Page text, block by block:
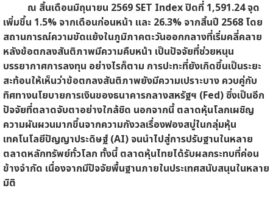
ณ สิ้นเดือนมิถุนายน 2569 SET Index ปิดที่ 1,591.24 จุด
เพิ่มขึ้น 1.5% จากเดือนก่อนหน้า และ 26.3% จากสิ้นปี 2568 โดย
สถานการณ์ความขัดแย้งในภูมิภาคตะวันออกกลางที่เริ่มคลี่คลาย
หลังข้อตกลงสันติภาพมีความคืบหน้า เป็นปัจจัยที่ช่วยหนุน
บรรยากาศการลงทุน อย่างไรก็ตาม การปะทะที่ยังเกิดขึ้นเป็นระยะ
สะท้อนให้เห็นว่าข้อตกลงสันติภาพยังมีความเปราะบาง ควบคู่กับ
ทิศทางนโยบายการเงินของธนาคารกลางสหรัฐฯ (Fed) ซึ่งเป็นอีก
ปัจจัยที่ตลาดจับตาอย่างใกล้ชิด นอกจากนี้ ตลาดหุ้นโลกเผชิญ
ความผันผวนมากขึ้นจากความกังวลเรื่องฟองสบู่ในกลุ่มหุ้น
เทคโนโลยีปัญญาประดิษฐ์ (AI) จนนำไปสู่การปรับฐานในหลาย
ตลาดหลักทรัพย์ทั่วโลก ทั้งนี้ ตลาดหุ้นไทยได้รับผลกระทบที่ค่อน
ข้างจำกัด เนื่องจากมีปัจจัยพื้นฐานภายในประเทศสนับสนุนในหลาย
มิติ